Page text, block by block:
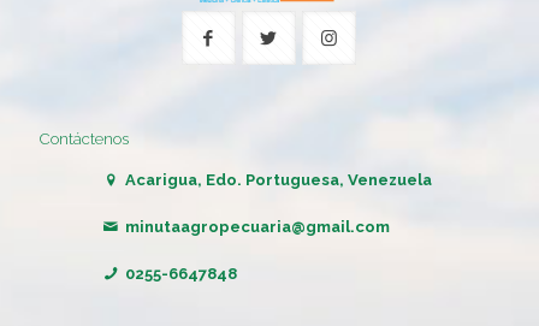
Contáctenos
Acarigua, Edo. Portuguesa, Venezuela
minutaagropecuaria@gmail.com
0255-6647848